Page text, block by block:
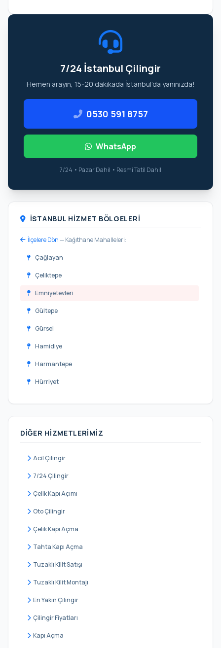
7/24 İstanbul Çilingir
Hemen arayın, 15-20 dakikada İstanbul’da yanınızda!
0530 591 8757
WhatsApp
7/24 • Pazar Dahil • Resmi Tatil Dahil
İSTANBUL HIZMET BÖLGELERI
İlçelere Dön— Kağıthane Mahalleleri:
Çağlayan
Çeliktepe
Emniyetevleri
Gültepe
Gürsel
Hamidiye
Harmantepe
Hürriyet
Merkez
Nurtepe
DIĞER HIZMETLERIMIZ
Acil Çilingir
7/24 Çilingir
Çelik Kapı Açımı
Oto Çilingir
Çelik Kapı Açma
Tahta Kapı Açma
Tuzaklı Kilit Satışı
Tuzaklı Kilit Montajı
En Yakın Çilingir
Çilingir Fiyatları
Kapı Açma